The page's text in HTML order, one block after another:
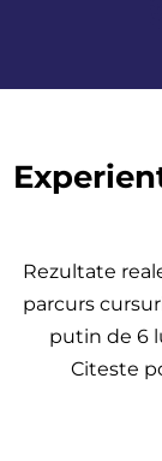
Rezultate
parcurs
putin de 6
Citeste